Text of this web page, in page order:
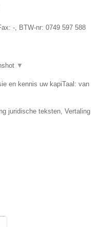
- , BTW-nr: 0749 597 588
▼
en kennis uw kapiTaal: van
juridische teksten, Vertaling